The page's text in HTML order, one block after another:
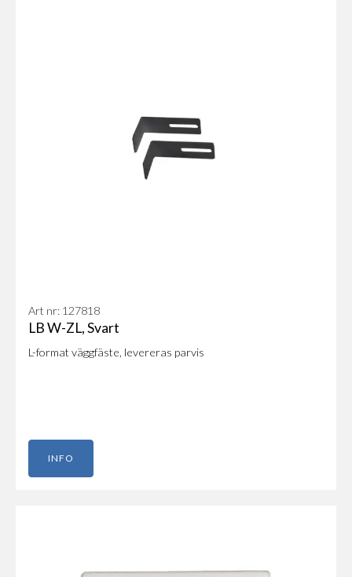
Art nr: 127818
LB W-ZL, Svart
L-format väggfäste, levereras parvis
INFO